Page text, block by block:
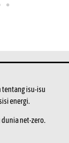
tentang isu-isu
energi.
net-zero.